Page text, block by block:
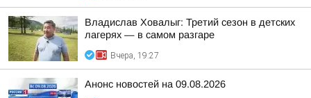
Владислав Ховалыг: Третий сезон в детских
лагерях — в самом разгаре
Вчера, 19:27
Анонс новостей на 09.08.2026